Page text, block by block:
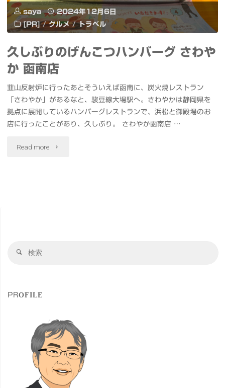
園
#
紅
葉"
saya
2024年12月6日
[PR] / グルメ / トラベル
久しぶりのげんこつハンバーグ さわや
か 函南店
韮山反射炉に行ったあとそういえば函南に、炭火焼レストラン
「さわやか」があるなと、駿豆線大場駅へ。さわやかは静岡県を
拠点に展開しているハンバーグレストランで、浜松と御殿場のお
店に行ったことがあり、久しぶり。 さわやか函南店 …
Read more "久
ハ
ン
バ
検
PROFILE